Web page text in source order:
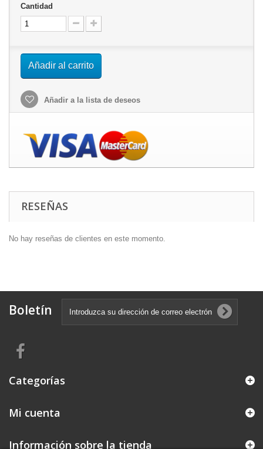
Cantidad
Añadir al carrito
Añadir a la lista de deseos
RESEÑAS
No hay reseñas de clientes en este momento.
Boletín
Categorías
Mi cuenta
Información sobre la tienda